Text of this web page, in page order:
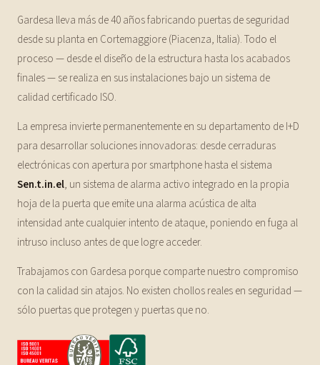
Gardesa lleva más de 40 años fabricando puertas de seguridad
desde su planta en Cortemaggiore (Piacenza, Italia). Todo el
proceso — desde el diseño de la estructura hasta los acabados
finales — se realiza en sus instalaciones bajo un sistema de
calidad certificado ISO.
La empresa invierte permanentemente en su departamento de I+D
para desarrollar soluciones innovadoras: desde cerraduras
electrónicas con apertura por smartphone hasta el sistema
Sen.t.in.el, un sistema de alarma activo integrado en la propia
hoja de la puerta que emite una alarma acústica de alta
intensidad ante cualquier intento de ataque, poniendo en fuga al
intruso incluso antes de que logre acceder.
Trabajamos con Gardesa porque comparte nuestro compromiso
con la calidad sin atajos. No existen chollos reales en seguridad —
sólo puertas que protegen y puertas que no.